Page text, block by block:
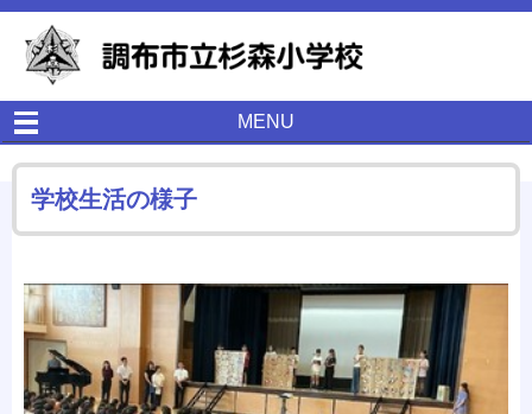
MENU
学校生活の様子